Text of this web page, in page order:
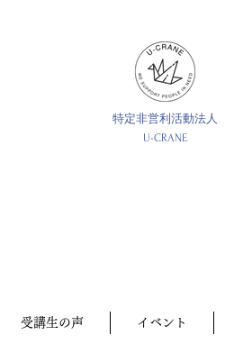
特定非営利活動法人
U-CRANE
受講生の声 イベント